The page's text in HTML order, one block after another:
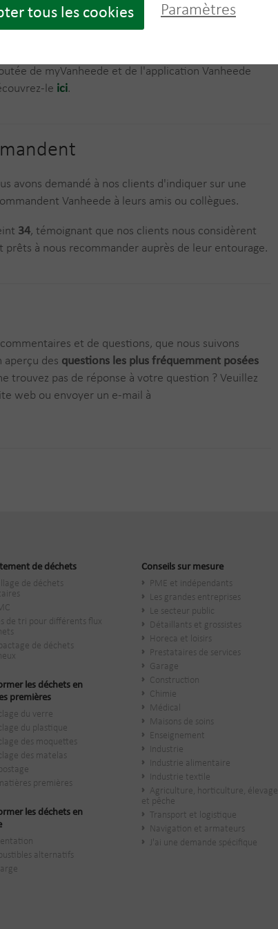
? Activez votre compte gratuitement
de myVanheede et de l'application Vanheede
le ici.
avons demandé à nos clients d'indiquer sur une
Vanheede à leurs amis ou collègues.
34, témoignant que nos clients nous considèrent
à nous recommander auprès de leur entourage.
et de questions, que nous suivons
aperçu des questions les plus fréquemment posées
trouvez pas de réponse à votre question ? Veuillez
web ou envoyer un e-mail à
de déchets
de déchets
de tri pour différents flux
de déchets
les déchets en
premières
du verre
du plastique
des moquettes
des matelas
premières
les déchets en
alternatifs
Conseils sur mesure
PME et indépendants
Les grandes entreprises
Le secteur public
​Détaillants et grossistes
Horeca et loisirs
Prestataires de services
Garage
Construction
Chimie
Médical
Maisons de soins
Enseignement
Industrie
Industrie alimentaire
Industrie textile
Agriculture, horticulture, élevage
et pêche
Transport et logistique
Navigation et armateurs
J'ai une demande spécifique
tous les cookies Paramètres